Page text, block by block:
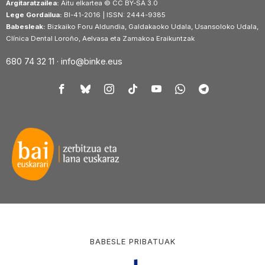
Argitaratzailea: Aitu elkartea © CC BY-SA 3.0
Lege Gordailua: BI-41-2016 | ISSN: 2444-9385
Babesleak: Bizkaiko Foru Aldundia, Galdakaoko Udala, Usansoloko Udala,
Clínica Dental Loroño, Aelvasa eta Zamakoa Eraikuntzak
680 74 32 11 · info@binke.eus
BABESLE PRIBATUAK